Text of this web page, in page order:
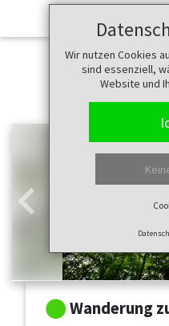
Wir nutzen Cookies
sind essenziell,
Website und
Zurück
Wanderung